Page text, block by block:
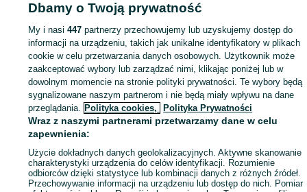
Strona główna Motoryzacja Części samochodowe
Dostawcze i Ciężarowe - Zachodniopomorskie
Dostawcze i Ciężarowe -
Choszczno
KATEGORIA
ID:595783856 Wyświetlenia:
Zadzwoń / SMS Wyślij wiadomość
Dbamy o Twoją prywatność
My i nasi447 partnerzy przechowujemy lub uzyskujemy dostęp do
informacji na urządzeniu, takich jak unikalne identyfikatory w plikach
cookie w celu przetwarzania danych osobowych. Użytkownik może
zaakceptować wybory lub zarządzać nimi, klikając poniżej lub w
dowolnym momencie na stronie polityki prywatności. Te wybory będą
sygnalizowane naszym partnerom i nie będą miały wpływu na dane
przeglądania. Polityka cookies, Polityka Prywatności
Wraz z naszymi partnerami przetwarzamy dane w celu
zapewnienia:
Użycie dokładnych danych geolokalizacyjnych. Aktywne skanowanie
charakterystyki urządzenia do celów identyfikacji. Rozumienie
odbiorców dzięki statystyce lub kombinacji danych z różnych źródeł.
Przechowywanie informacji na urządzeniu lub dostęp do nich. Pomiar